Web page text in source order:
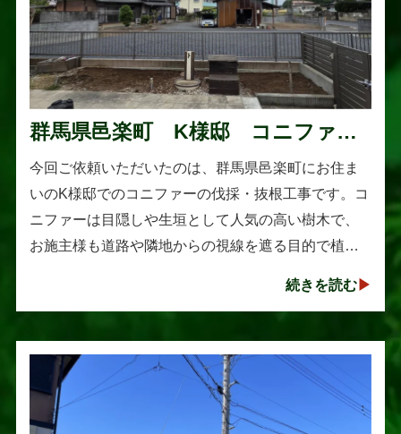
群馬県邑楽町 K様邸 コニファー
伐採・抜根工事
今回ご依頼いただいたのは、群馬県邑楽町にお住ま
いのK様邸でのコニファーの伐採・抜根工事です。コ
ニファーは目隠しや生垣として人気の高い樹木で、
お施主様も道路や隣地からの視線を遮る目的で植え
続きを読む